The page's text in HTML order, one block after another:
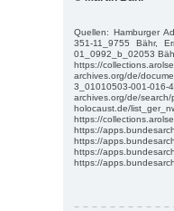
Quellen: Hamburger
351-11_9755 Bähr,
01_0992_b_02053
https://
archives.org/de/
3_01010503-
archives.org/de/
holocaust.de/
https://
https://
https://
https://
https://